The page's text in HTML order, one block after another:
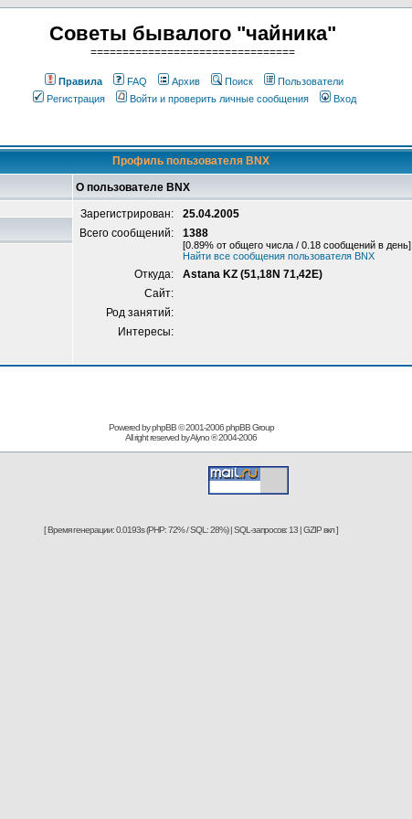
Советы бывалого "чайника"
================================
Правила FAQ Архив Поиск
Пользователи
Регистрация
Войти и проверить личные сообщения Вход
Профиль пользователя BNX
О пользователе BNX
Зарегистрирован:
25.04.2005
Всего сообщений:
1388
[0.89% от общего числа / 0.18 сообщений в день]
Найти все сообщения пользователя BNX
Откуда:
Astana KZ (51,18N 71,42E)
Сайт:
Род занятий:
Интересы:
Powered by phpBB © 2001-2006phpBB Group
All right reserved byAlyno® 2004-2006
[ Время генерации: 0.0193s (PHP: 72% / SQL: 28%) | SQL-запросов: 13 | GZIP вкл ]